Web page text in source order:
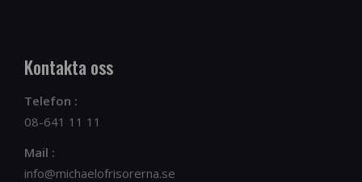
Kontakta oss
Telefon :
08-641 11 11
Mail :
info@michaelofrisorerna.se